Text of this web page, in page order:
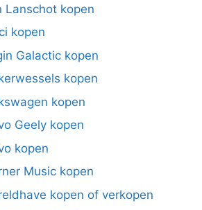
Lanschot kopen
kopen
Galactic kopen
kopen
kopen
Geely kopen
kopen
Music kopen
kopen of verkopen